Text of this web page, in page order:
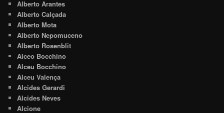
Alberto Arantes
Alberto Calçada
Alberto Mota
Alberto Nepomuceno
Alberto Rosenblit
Alceo Bocchino
Alceu Bocchino
Alceu Valença
Alcides Gerardi
Alcides Neves
Alcione